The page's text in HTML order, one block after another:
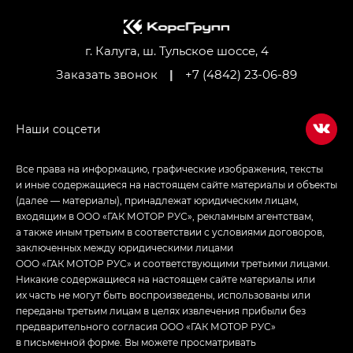
Джи Ти — GT, Джи Икс — GX,
Джи Икс ПРЕМИУМ — GX PREMIUM, ЛАУНЖ —
LOUNGE
Empow — Эмпау (Empow) в комплектации
г. Калуга, ш. Тульское шоссе, 4
Заказать звонок
| +7 (4842) 23-06-89
Все права на информацию, графические изображения, тексты
и иные содержащиеся на настоящем сайте материалы и объекты
(далее — материалы), принадлежат юридическим лицам,
входящим в ООО «ГАК МОТОР РУС», рекламным агентствам,
а также иным третьим в соответствии с условиями договоров,
заключенных между юридическими лицами
ООО «ГАК МОТОР РУС» и соответствующими третьими лицами.
Никакие содержащиеся на настоящем сайте материалы или
их часть не могут быть воспроизведены, использованы или
переданы третьим лицам в целях извлечения прибыли без
предварительного согласия ООО «ГАК МОТОР РУС»
в письменной форме. Вы можете просматривать